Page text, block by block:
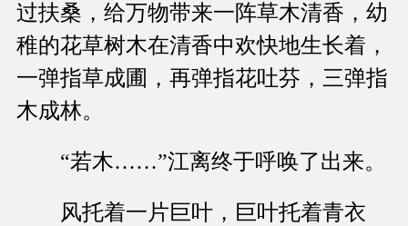
过扶桑，给万物带来一阵草木清香，幼
稚的花草树木在清香中欢快地生长着，
一弹指草成圃，再弹指花吐芬，三弹指
木成林。
“若木……”江离终于呼唤了出来。
风托着一片巨叶，巨叶托着青衣